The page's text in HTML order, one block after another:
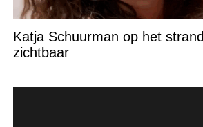
Katja Schuurman op het
zichtbaar